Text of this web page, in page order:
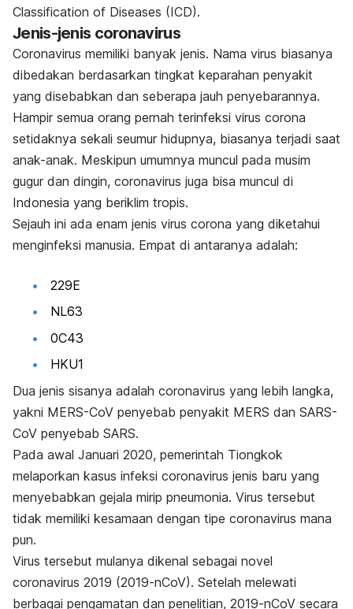
Classification of Diseases (ICD).
Jenis-jenis coronavirus
Coronavirus memiliki banyak jenis. Nama virus biasanya
dibedakan berdasarkan tingkat keparahan penyakit
yang disebabkan dan seberapa jauh penyebarannya.
Hampir semua orang pernah terinfeksi virus corona
setidaknya sekali seumur hidupnya, biasanya terjadi saat
anak-anak. Meskipun umumnya muncul pada musim
gugur dan dingin, coronavirus juga bisa muncul di
Indonesia yang beriklim tropis.
Sejauh ini ada enam jenis virus corona yang diketahui
menginfeksi manusia. Empat di antaranya adalah:
229E
NL63
0C43
HKU1
Dua jenis sisanya adalah coronavirus yang lebih langka,
yakni MERS-CoV penyebab penyakit MERS dan SARS-
CoV penyebab SARS.
Pada awal Januari 2020, pemerintah Tiongkok
melaporkan kasus infeksi coronavirus jenis baru yang
menyebabkan gejala mirip pneumonia. Virus tersebut
tidak memiliki kesamaan dengan tipe coronavirus mana
pun.
Virus tersebut mulanya dikenal sebagai novel
coronavirus 2019 (2019-nCoV). Setelah melewati
berbagai pengamatan dan penelitian, 2019-nCoV secara